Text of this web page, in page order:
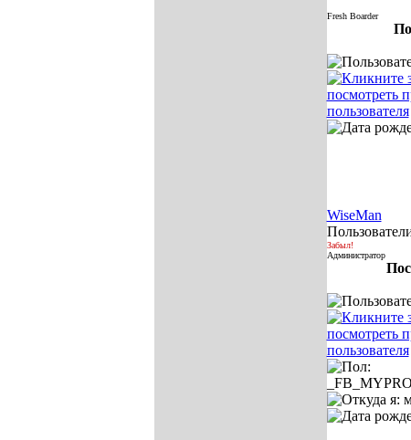
Fresh Boarder
WiseMan
Забыл!
Администратор